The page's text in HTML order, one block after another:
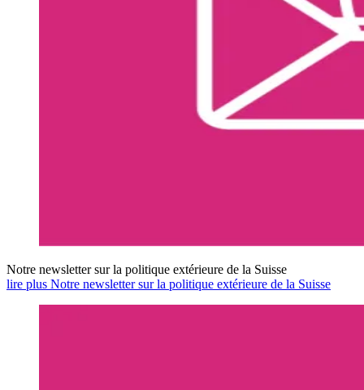
Notre newsletter sur la politique extérieure de la Suisse
lire plus Notre newsletter sur la politique extérieure de la Suisse